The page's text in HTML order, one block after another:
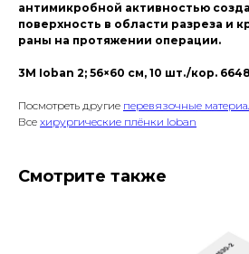
антимикробной активностью
поверхность в области разреза и
раны на протяжении операции.
3M Ioban 2; 56×60 см, 10 шт./кор. 6648
Посмотреть другие перевязочные
Все хирургические плёнки Ioban
Смотрите также